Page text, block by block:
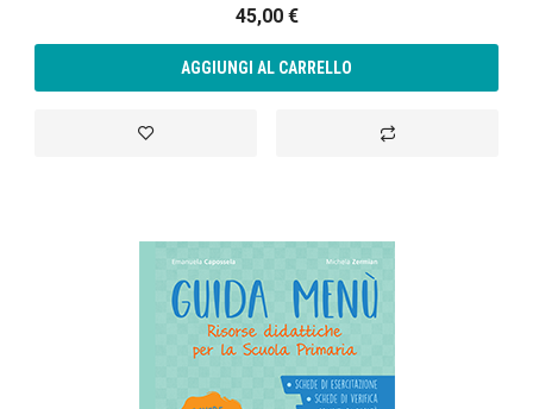
45,00 €
AGGIUNGI AL CARRELLO
Aggiungi alla lista desideri Aggiungi al